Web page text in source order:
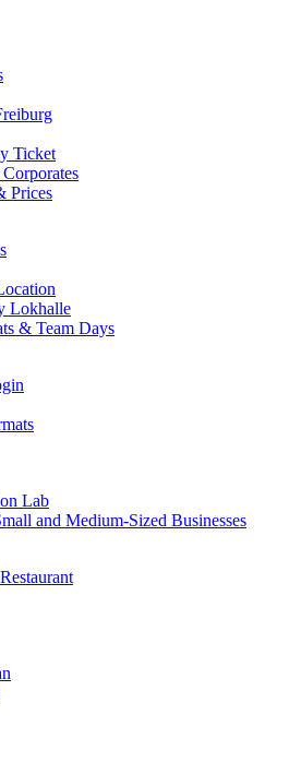
Ticket
Prices
Lokhalle
& Team Days
Lab
and Medium-Sized Businesses